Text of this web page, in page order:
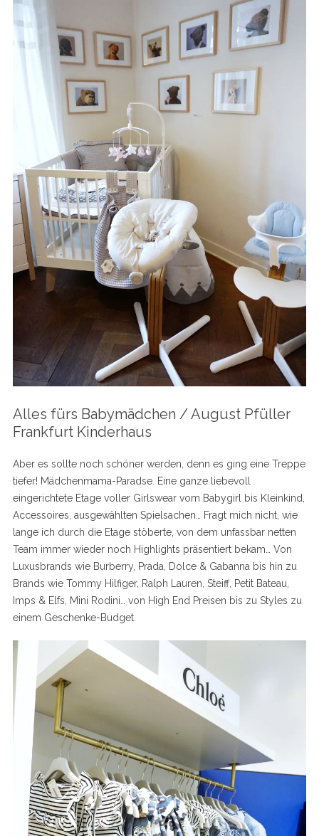
Alles fürs Babymädchen / August Pfüller
Frankfurt Kinderhaus
Aber es sollte noch schöner werden, denn es ging eine Treppe
tiefer! Mädchenmama-Paradse. Eine ganze liebevoll
eingerichtete Etage voller Girlswear vom Babygirl bis Kleinkind,
Accessoires, ausgewählten Spielsachen… Fragt mich nicht, wie
lange ich durch die Etage stöberte, von dem unfassbar netten
Team immer wieder noch Highlights präsentiert bekam… Von
Luxusbrands wie Burberry, Prada, Dolce & Gabanna bis hin zu
Brands wie Tommy Hilfiger, Ralph Lauren, Steiff, Petit Bateau,
Imps & Elfs, Mini Rodini… von High End Preisen bis zu Styles zu
einem Geschenke-Budget.